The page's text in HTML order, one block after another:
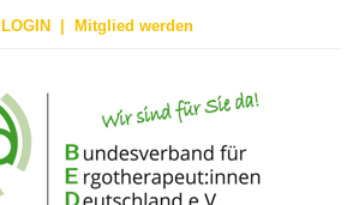
LOGIN | Mitglied werden